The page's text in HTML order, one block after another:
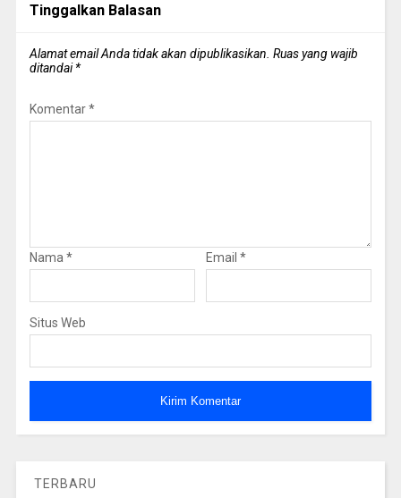
Tinggalkan Balasan
Alamat email Anda tidak akan dipublikasikan. Ruas yang wajib
ditandai*
Komentar*
Nama * Email *
Situs Web
TERBARU